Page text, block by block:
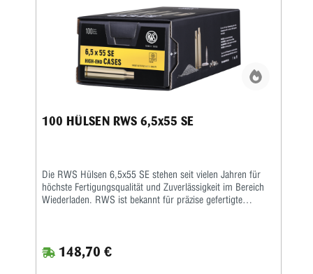
Kalibrieren, Laden und Nachbearbeiten der Hülsen. Wer
Wert auf gleichbleibende Qualität und präzise
Wiederladeergebnisse legt, trifft mit 100 RWS Hülsen 6,5
Creedmoor eine zuverlässige Wahl für hochwertige Munition
im Kaliber 6,5 Creedmoor.
100 HÜLSEN RWS 6,5x55 SE
Die RWS Hülsen 6,5x55 SE stehen seit vielen Jahren für
höchste Fertigungsqualität und Zuverlässigkeit im Bereich
Wiederladen. RWS ist bekannt für präzise gefertigte
exakte Maßhaltigkeit und die hochwertige Verarbeitung
dieser Hülsen. Die RWS Hülsen 6,5x55 SE werden aus
148,70 €